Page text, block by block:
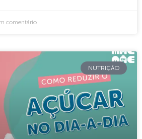
comentário
NUTRIÇÃO